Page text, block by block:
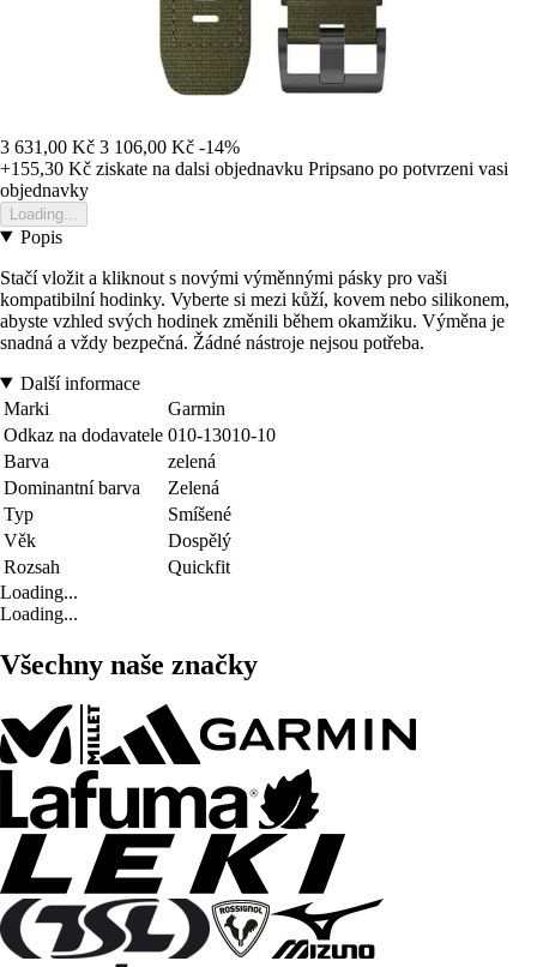
3 631,00 Kč 3 106,00 Kč -14%
+155,30 Kč ziskate na dalsi objednavku Pripsano po potvrzeni vasi
objednavky
Loading...
Popis
Stačí vložit a kliknout s novými výměnnými pásky pro vaši
kompatibilní hodinky. Vyberte si mezi kůží, kovem nebo silikonem,
abyste vzhled svých hodinek změnili během okamžiku. Výměna je
snadná a vždy bezpečná. Žádné nástroje nejsou potřeba.
Další informace
Marki
Garmin
Odkaz na dodavatele 010-13010-10
Barva
zelená
Dominantní barva
Zelená
Typ
Smíšené
Věk
Dospělý
Rozsah
Quickfit
Loading...
Loading...
Všechny naše značky